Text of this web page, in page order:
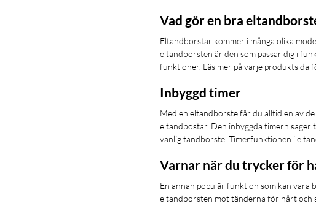
Vad gör en bra
Eltandborstar kommer i många olika
eltandborsten är den som passar dig i
funktioner. Läs mer på varje produktsida
Inbyggd timer
Med en eltandborste får du alltid en av
eltandbostar. Den inbyggda timern
vanlig tandborste. Timerfunktionen i
Varnar när du trycker för
En annan populär funktion som kan
eltandborsten mot tänderna för hårt och